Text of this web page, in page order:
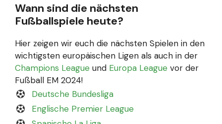
Wann sind die nächsten
Fußballspiele heute?
Hier zeigen wir euch die nächsten Spielen in den
wichtigsten europäischen Ligen als auch in der
Champions League und Europa League vor der
Fußball EM 2024!
Deutsche Bundesliga
Englische Premier League